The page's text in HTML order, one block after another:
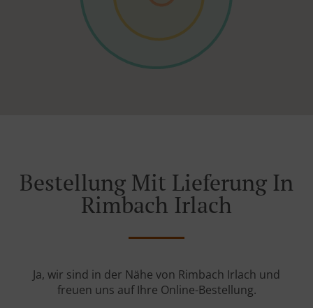
Bestellung Mit Lieferung In
Rimbach Irlach
Ja, wir sind in der Nähe von Rimbach Irlach und
freuen uns auf Ihre Online-Bestellung.